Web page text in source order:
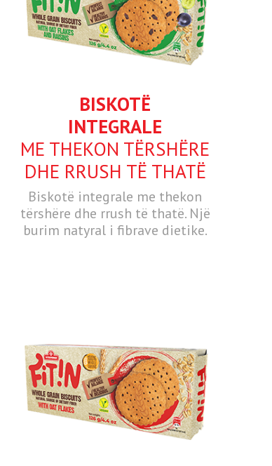
BISKOTË
INTEGRALE
ME THEKON TËRSHËRE
DHE RRUSH TË THATË
Biskotë integrale me thekon
tërshëre dhe rrush të thatë. Një
burim natyral i fibrave dietike.